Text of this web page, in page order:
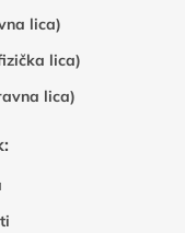
lica)
lica)
lica)